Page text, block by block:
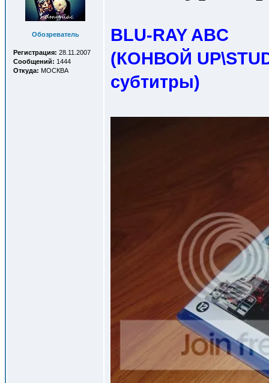
Обозреватель
Регистрация: 28.11.2007
Сообщений: 1444
Откуда: МОСКВА
BLU-RAY ABC
(КОНВОЙ
субтитры)